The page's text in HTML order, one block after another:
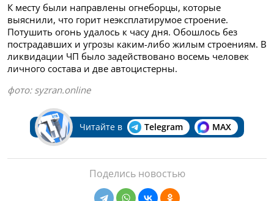
К месту были направлены огнеборцы, которые
выяснили, что горит неэксплатирумое строение.
Потушить огонь удалось к часу дня. Обошлось без
пострадавших и угрозы каким-либо жилым строениям. В
ликвидации ЧП было задействовано восемь человек
личного состава и две автоцистерны.
фото: syzran.online
Читайте в Telegram MAX
Поделись новостью